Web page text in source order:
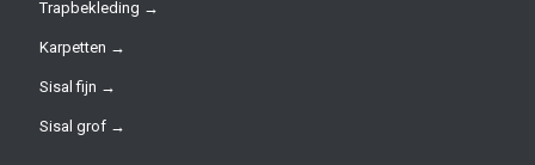
Trapbekleding →
Karpetten →
Sisal fijn →
Sisal grof →